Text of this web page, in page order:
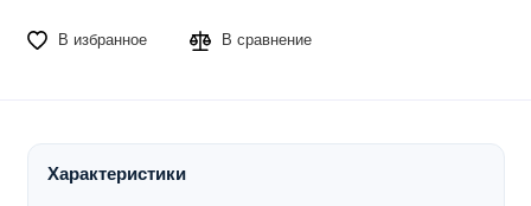
В избранное В сравнение
Характеристики